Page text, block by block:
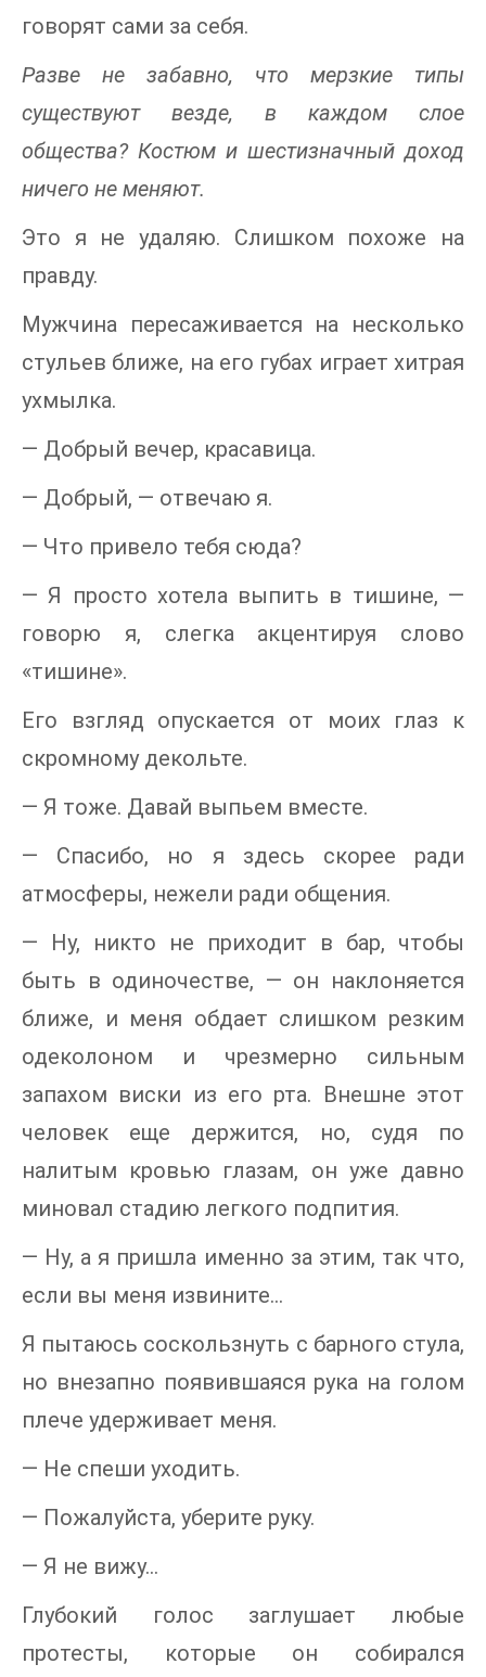
говорят сами за себя.
Разве не забавно, что мерзкие типы
существуют везде, в каждом слое
общества? Костюм и шестизначный доход
ничего не меняют.
Это я не удаляю. Слишком похоже на
правду.
Мужчина пересаживается на несколько
стульев ближе, на его губах играет хитрая
ухмылка.
— Добрый вечер, красавица.
— Добрый, — отвечаю я.
— Что привело тебя сюда?
— Я просто хотела выпить в тишине, —
говорю я, слегка акцентируя слово
«тишине».
Его взгляд опускается от моих глаз к
скромному декольте.
— Я тоже. Давай выпьем вместе.
— Спасибо, но я здесь скорее ради
атмосферы, нежели ради общения.
— Ну, никто не приходит в бар, чтобы
быть в одиночестве, — он наклоняется
ближе, и меня обдает слишком резким
одеколоном и чрезмерно сильным
запахом виски из его рта. Внешне этот
человек еще держится, но, судя по
налитым кровью глазам, он уже давно
миновал стадию легкого подпития.
— Ну, а я пришла именно за этим, так что,
если вы меня извините...
Я пытаюсь соскользнуть с барного стула,
но внезапно появившаяся рука на голом
плече удерживает меня.
— Не спеши уходить.
— Пожалуйста, уберите руку.
— Я не вижу...
Глубокий голос заглушает любые
протесты, которые он собирался